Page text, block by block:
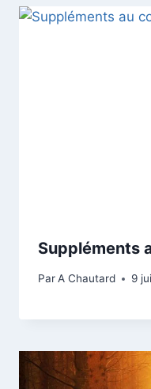
Suppléments
ParA Chautard 9